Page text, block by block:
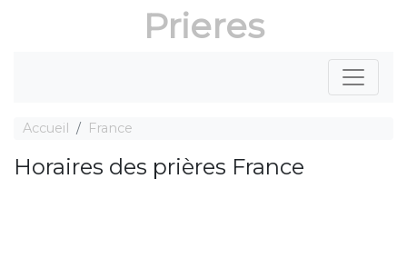
Prieres
Accueil France
Horaires des prières France